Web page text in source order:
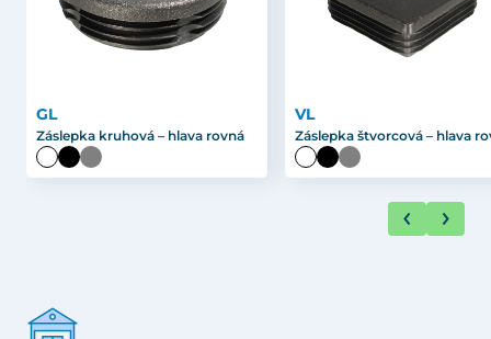
GL
Záslepka kruhová – hlava rovná
VL
Záslepka štvorcová – hlava